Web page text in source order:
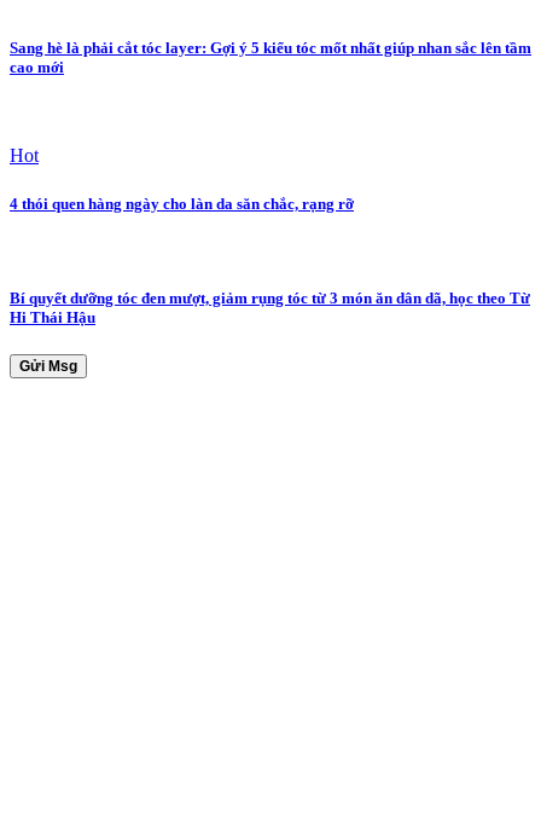
Sang hè là phải cắt tóc layer: Gợi ý 5 kiểu tóc mốt nhất giúp nhan sắc lên tầm
cao mới
Hot
4 thói quen hàng ngày cho làn da săn chắc, rạng rỡ
Bí quyết dưỡng tóc đen mượt, giảm rụng tóc từ 3 món ăn dân dã, học theo Từ
Hi Thái Hậu
Gửi Msg